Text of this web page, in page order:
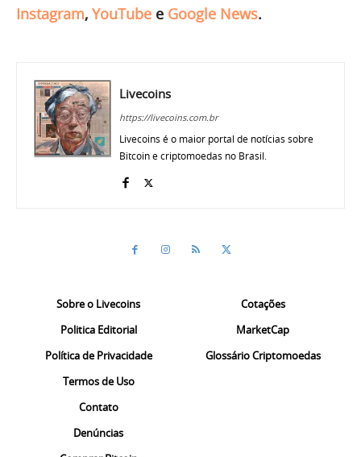
Instagram, YouTube e Google News.
Livecoins
https://livecoins.com.br
Livecoins é o maior portal de notícias sobre
Bitcoin e criptomoedas no Brasil.
Sobre o Livecoins
Politica Editorial
Política de Privacidade
Termos de Uso
Contato
Denúncias
Cotações
MarketCap
Glossário Criptomoedas